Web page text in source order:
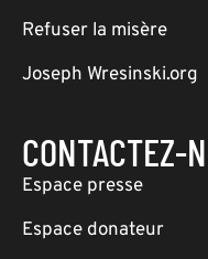
Refuser la misère
Joseph Wresinski.org
CONTACTEZ-
Espace presse
Espace donateur